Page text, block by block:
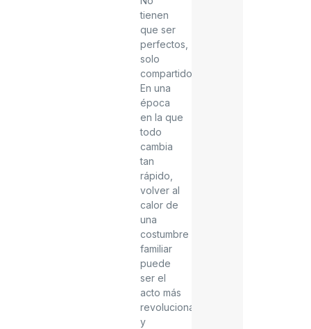
tienen
que ser
perfectos,
solo
compartidos.
En una
época
en la que
todo
cambia
tan
rápido,
volver al
calor de
una
costumbre
familiar
puede
ser el
acto más
revolucionario
y